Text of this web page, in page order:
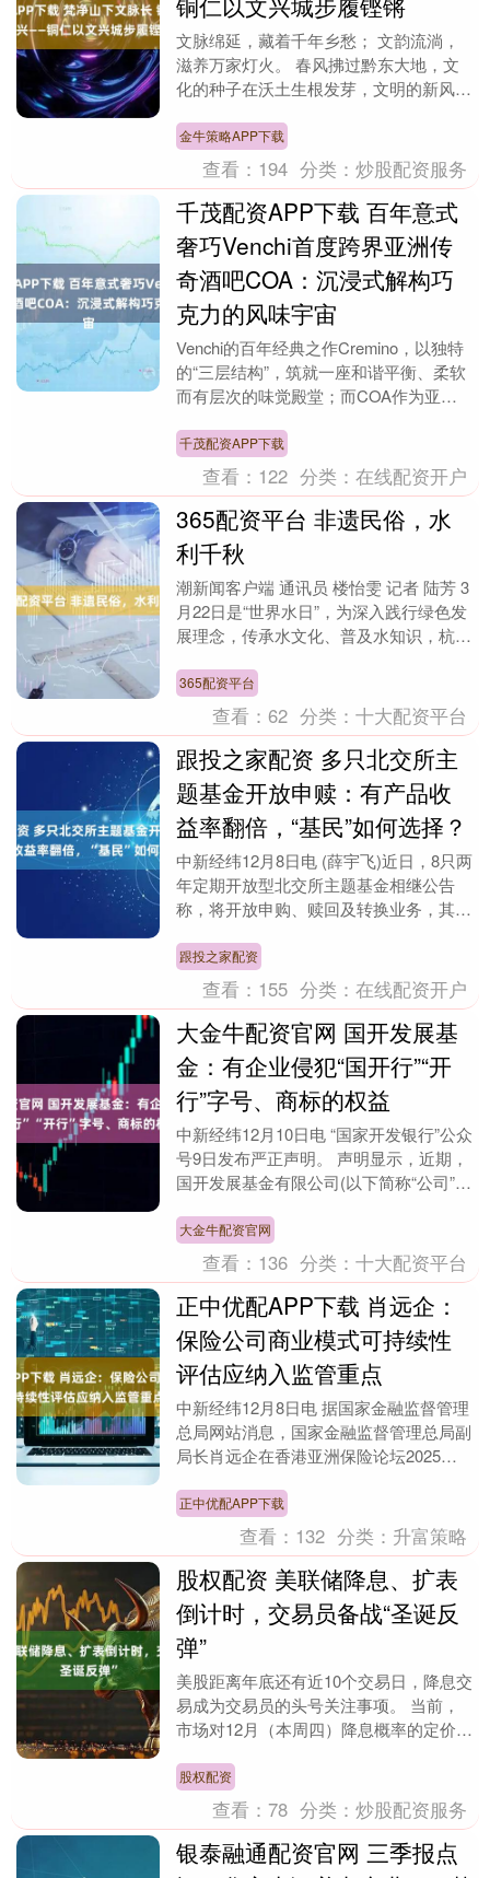
文脉绵延，藏着千年乡愁； 文韵流淌，
滋养万家灯火。 春风拂过黔东大地，文
化的种子在沃土生根发芽，文明的新风浸
村振兴的根基。近....
金牛策略APP下载
查看： 194 分类：炒股配资服务
千茂配资APP下载 百年意式
奢巧Venchi首度跨界亚洲传
奇酒吧COA：沉浸式解构巧
克力的风味宇宙
Venchi的百年经典之作Cremino，以独特
的“三层结构”，筑就一座和谐平衡、柔软
而有层次的味觉殿堂；而COA作为亚洲
通....
千茂配资APP下载
查看： 122 分类：在线配资开户
365配资平台 非遗民俗，水
利千秋
潮新闻客户端 通讯员 楼怡雯 记者 陆芳 3
月22日是“世界水日”，为深入践行绿色发
展理念，传承水文化、普及水知识，杭州
领、全....
365配资平台
查看：62 分类：十大配资平台
跟投之家配资 多只北交所主
题基金开放申赎：有产品收
益率翻倍，“基民”如何选择？
中新经纬12月8日电 (薛宇飞)近日，8只两
年定期开放型北交所主题基金相继公告
称，将开放申购、赎回及转换业务，其
这是这些基....
跟投之家配资
查看： 155 分类：在线配资开户
大金牛配资官网 国开发展基
金：有企业侵犯“国开行”“开
行”字号、商标的权益
中新经纬12月10日电 “国家开发银行”公众
号9日发布严正声明。 声明显示，近期，
国开发展基金有限公司(以下简称“公司”)
中....
大金牛配资官网
查看： 136 分类：十大配资平台
正中优配APP下载 肖远企：
保险公司商业模式可持续性
评估应纳入监管重点
中新经纬12月8日电 据国家金融监督管理
总局网站消息，国家金融监督管理总局副
局长肖远企在香港亚洲保险论坛2025上
性评估应纳....
正中优配APP下载
查看： 132 分类： 升富策略
股权配资 美联储降息、扩表
倒计时，交易员备战“圣诞反
弹”
美股距离年底还有近10个交易日，降息交
易成为交易员的头号关注事项。 当前，
市场对12月（本周四）降息概率的定价已
结束量化....
股权配资
查看：78 分类：炒股配资服务
银泰融通配资官网 三季报点